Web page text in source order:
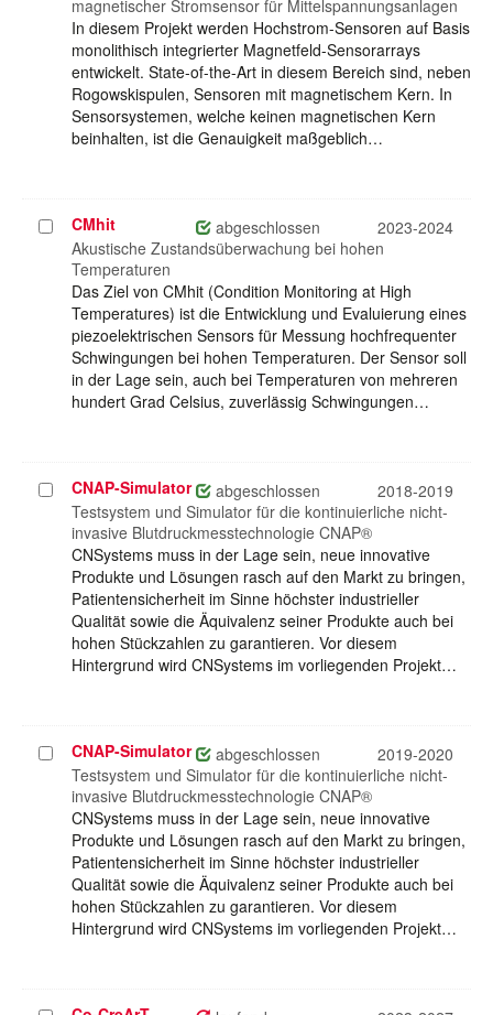
magnetischer Stromsensor für Mittelspannungsanlagen
In diesem Projekt werden Hochstrom-Sensoren auf Basis
monolithisch integrierter Magnetfeld-Sensorarrays
entwickelt. State-of-the-Art in diesem Bereich sind, neben
Rogowskispulen, Sensoren mit magnetischem Kern. In
Sensorsystemen, welche keinen magnetischen Kern
beinhalten, ist die Genauigkeit maßgeblich…
Projekt
auswählen
CMhit abgeschlossen
2023-2024
Akustische Zustandsüberwachung bei hohen
Temperaturen
Das Ziel von CMhit (Condition Monitoring at High
Temperatures) ist die Entwicklung und Evaluierung eines
piezoelektrischen Sensors für Messung hochfrequenter
Schwingungen bei hohen Temperaturen. Der Sensor soll
in der Lage sein, auch bei Temperaturen von mehreren
hundert Grad Celsius, zuverlässig Schwingungen…
Projekt
auswählen
CNAP-Simulator abgeschlossen
2018-2019
Testsystem und Simulator für die kontinuierliche nicht-
invasive Blutdruckmesstechnologie CNAP®
CNSystems muss in der Lage sein, neue innovative
Produkte und Lösungen rasch auf den Markt zu bringen,
Patientensicherheit im Sinne höchster industrieller
Qualität sowie die Äquivalenz seiner Produkte auch bei
hohen Stückzahlen zu garantieren. Vor diesem
Hintergrund wird CNSystems im vorliegenden Projekt…
Projekt
auswählen
CNAP-Simulator abgeschlossen
2019-2020
Testsystem und Simulator für die kontinuierliche nicht-
invasive Blutdruckmesstechnologie CNAP®
CNSystems muss in der Lage sein, neue innovative
Produkte und Lösungen rasch auf den Markt zu bringen,
Patientensicherheit im Sinne höchster industrieller
Qualität sowie die Äquivalenz seiner Produkte auch bei
hohen Stückzahlen zu garantieren. Vor diesem
Hintergrund wird CNSystems im vorliegenden Projekt…